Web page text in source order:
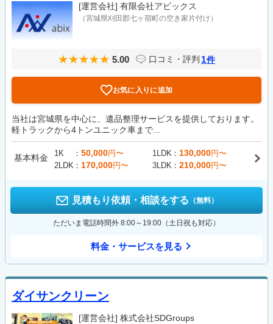
[運営会社] 有限会社アビックス
（宮城県刈田郡七ヶ宿町の空き家片付け）
5.00 口コミ・評判 1件
お気に入りに追加
当社は宮城県を中心に、遺品整理サービスを提供しております。
軽トラックから4トンユニック車まで...
基本料金 1K 50,000円〜 1LDK 130,000円〜
2LDK
170,000円〜 3LDK 210,000円〜
見積もり依頼・相談をする （無料）
ただいま電話時間外 8:00～19:00（土日祝も対応）
料金・サービスを見る
ダイサンクリーン
[運営会社] 株式会社SDGroups